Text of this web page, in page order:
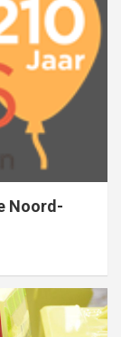
Noord-